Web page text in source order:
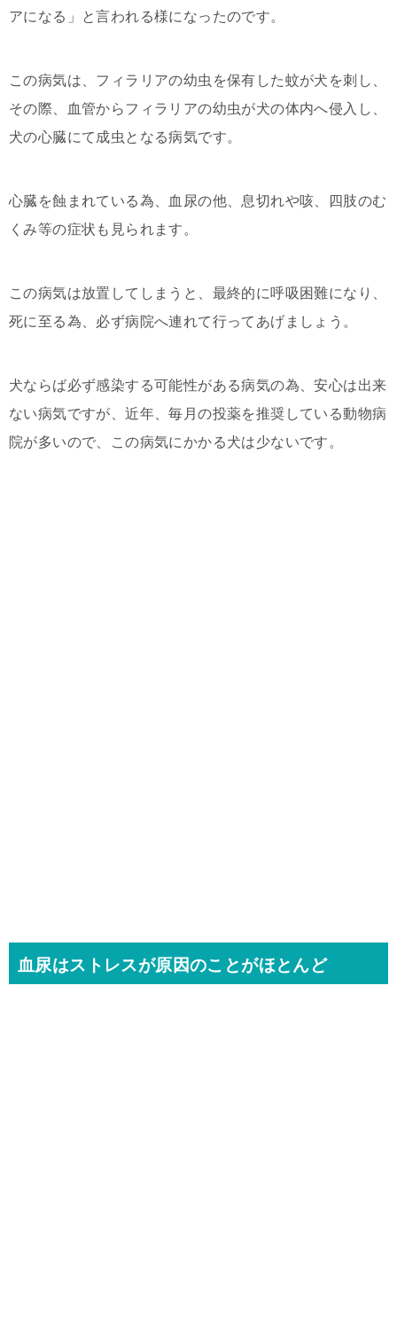
アになる」と言われる様になったのです。
この病気は、フィラリアの幼虫を保有した蚊が犬を刺し、
その際、血管からフィラリアの幼虫が犬の体内へ侵入し、
犬の心臓にて成虫となる病気です。
心臓を蝕まれている為、血尿の他、息切れや咳、四肢のむ
くみ等の症状も見られます。
この病気は放置してしまうと、最終的に呼吸困難になり、
死に至る為、必ず病院へ連れて行ってあげましょう。
犬ならば必ず感染する可能性がある病気の為、安心は出来
ない病気ですが、近年、毎月の投薬を推奨している動物病
院が多いので、この病気にかかる犬は少ないです。
血尿はストレスが原因のことがほとんど